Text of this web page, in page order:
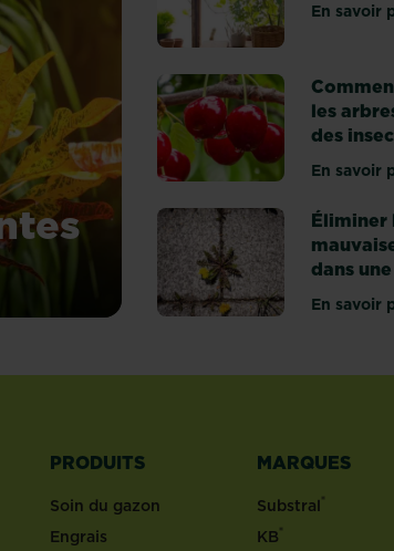
plantes
En savoir
les
des
En savoir
Éliminer
dans
En savoir
PRODUITS
Soin du gazon
Engrais
MARQUES
Substral®
KB®